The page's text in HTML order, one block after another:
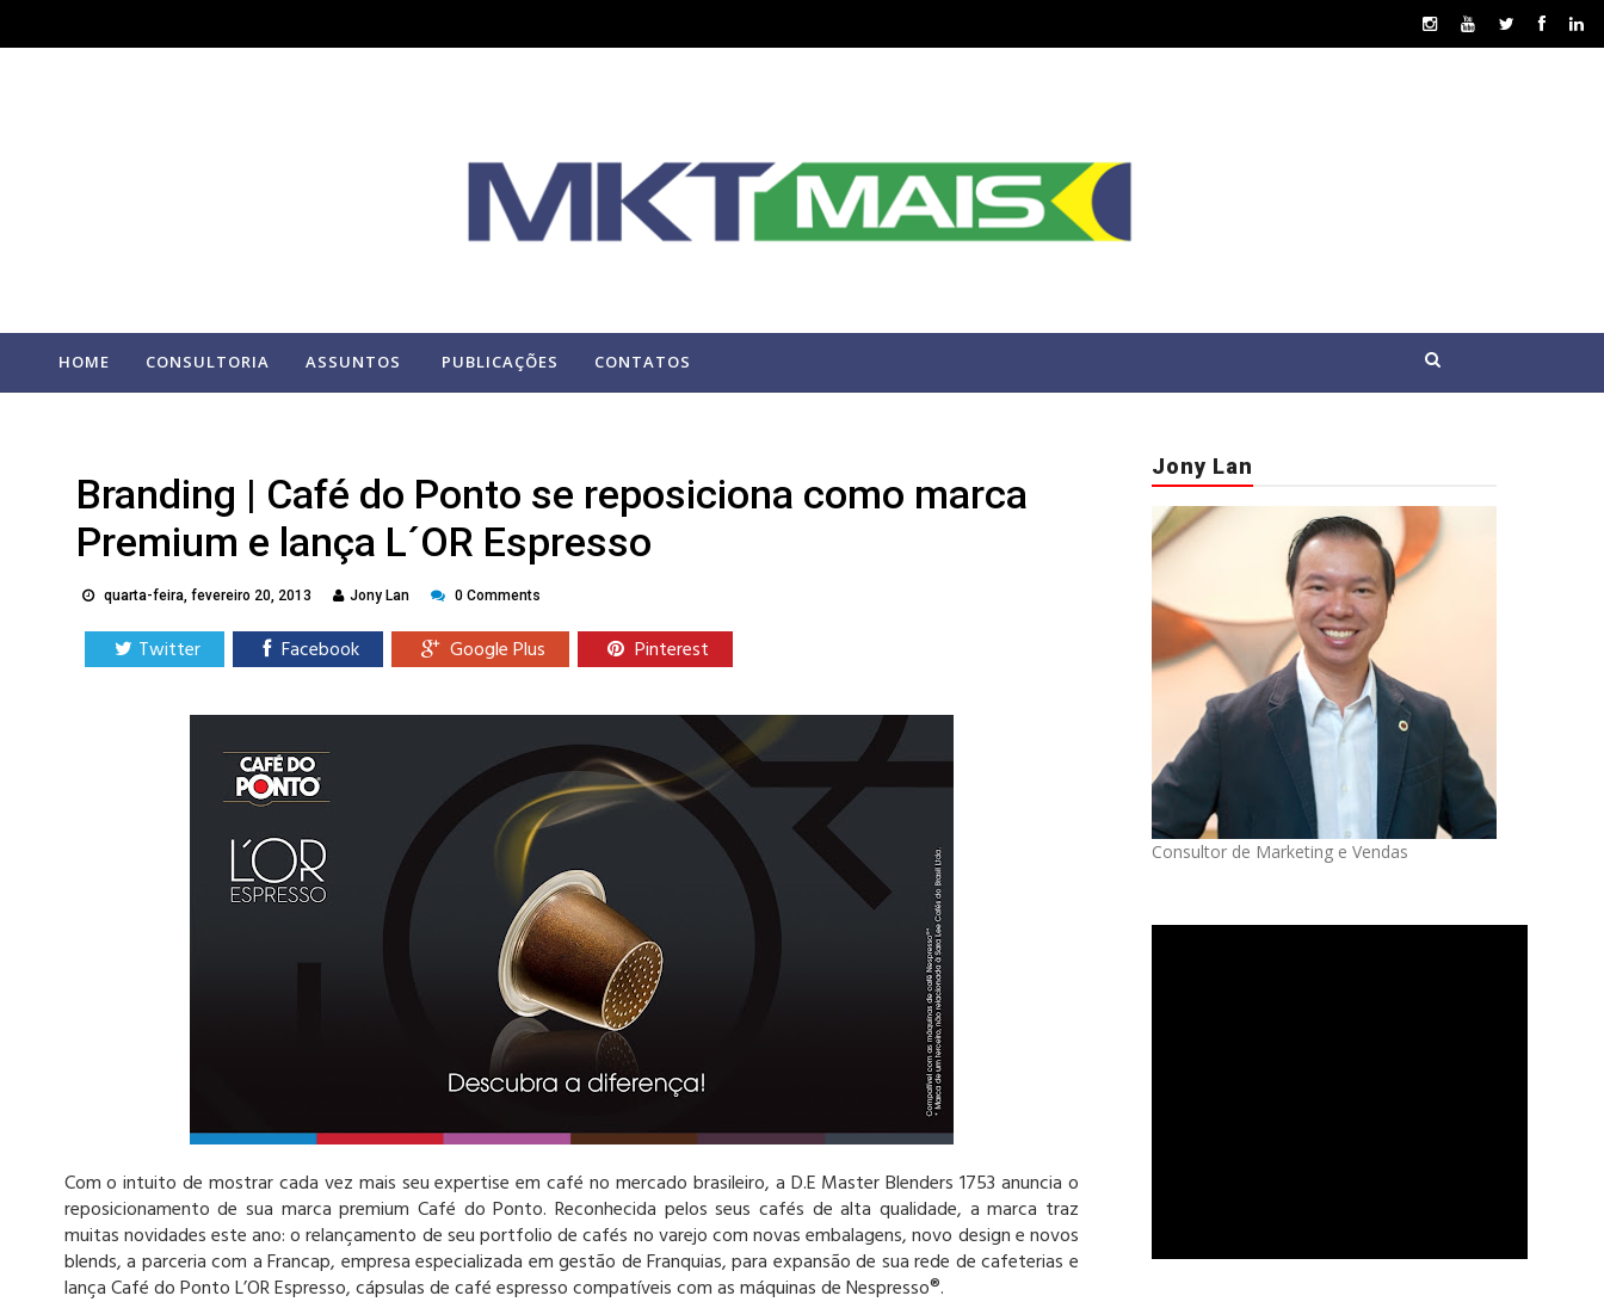
HOME CONSULTORIA ASSUNTOS PUBLICAÇÕES CONTATOS
Branding | Café do Ponto se reposiciona como marca
Premium e lança L´OR Espresso
quarta-feira, fevereiro 20, 2013 Jony Lan 0 Comments
Twitter Facebook Google Plus Pinterest
Com o intuito de mostrar cada vez mais seu expertise em café no mercado brasileiro, a D.E Master Blenders 1753 anuncia o
reposicionamento de sua marca premium Café do Ponto. Reconhecida pelos seus cafés de alta qualidade, a marca traz
muitas novidades este ano: o relançamento de seu portfolio de cafés no varejo com novas embalagens, novo design e novos
blends, a parceria com a Francap, empresa especializada em gestão de Franquias, para expansão de sua rede de cafeterias e
lança Café do Ponto L’OR Espresso, cápsulas de café espresso compatíveis com as máquinas de Nespresso®.
Jony Lan
Consultor de Marketing e Vendas